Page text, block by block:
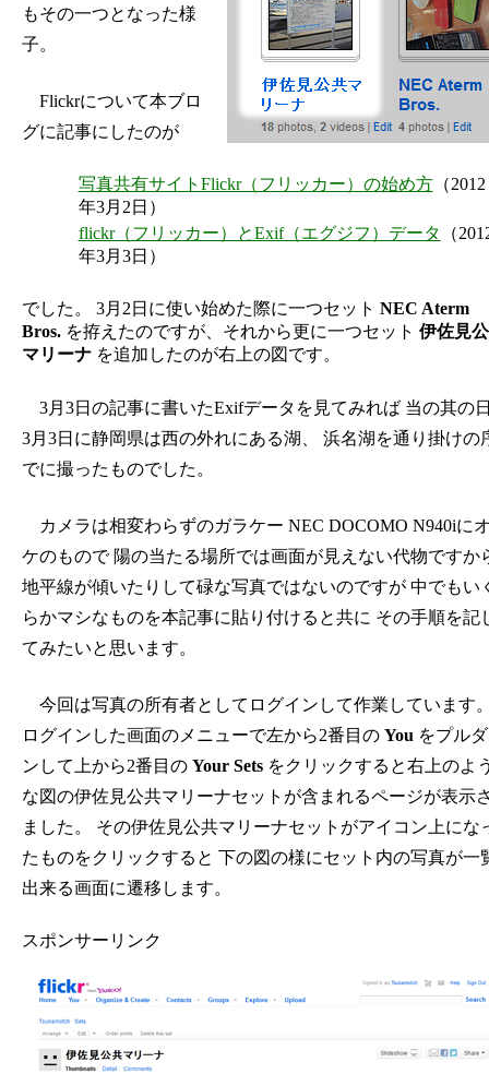
もその一つとなった様
子。
Flickrについて本ブロ
グに記事にしたのが
写真共有サイトFlickr（フリッカー）の始め方（2012
年3月2日）
flickr（フリッカー）とExif（エグジフ）データ （
年3月3日）
でした。 3月2日に使い始めた際に一つセット NEC Aterm
Bros.を拵えたのですが、それから更に一つセット 伊佐見
マリーナを追加したのが右上の図です。
3月3日の記事に書いたExifデータを見てみれば 当の其の
3月3日に静岡県は西の外れにある湖、 浜名湖を通り掛けの
でに撮ったものでした。
カメラは相変わらずのガラケー NEC DOCOMO N940iに
ケのもので 陽の当たる場所では画面が見えない代物ですか
地平線が傾いたりして碌な写真ではないのですが 中でもい
らかマシなものを本記事に貼り付けると共に その手順を記
てみたいと思います。
今回は写真の所有者としてログインして作業しています
ログインした画面のメニューで左から2番目の You をプル
ンして上から2番目の Your Setsをクリックすると右上のよ
な図の伊佐見公共マリーナセットが含まれるページが表示
ました。 その伊佐見公共マリーナセットがアイコン上にな
たものをクリックすると 下の図の様にセット内の写真が一
出来る画面に遷移します。
スポンサーリンク